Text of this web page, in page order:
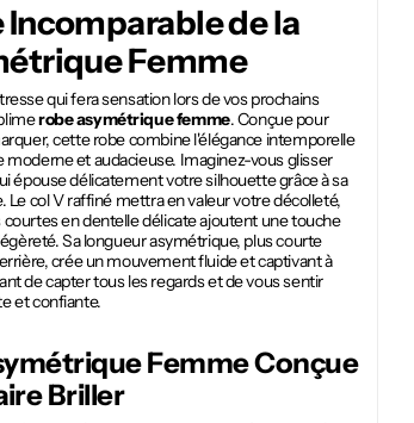
Incomparable de la
Femme
qui fera sensation lors de vos prochains
robe asymétrique femme. Conçue pour
cette robe combine l'élégance intemporelle
moderne et audacieuse. Imaginez-vous glisser
épouse délicatement votre silhouette grâce à sa
col V raffiné mettra en valeur votre décolleté,
en dentelle délicate ajoutent une touche
Sa longueur asymétrique, plus courte
crée un mouvement fluide et captivant à
de capter tous les regards et de vous sentir
et confiante.
FemmeConçue
Briller